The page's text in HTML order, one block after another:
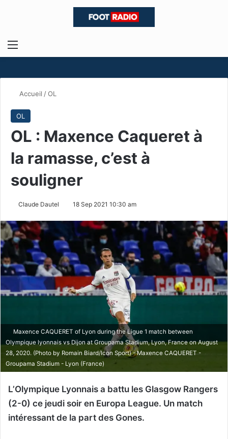
Menu
Accueil /OL
OL
OL : Maxence Caqueret à
la ramasse, c’est à
souligner
Claude Dautel 18 Sep 2021 10:30 am
Maxence CAQUERET of Lyon during the Ligue 1 match between
Olympique lyonnais vs Dijon at Groupama Stadium, Lyon, France on August
28, 2020. (Photo by Romain Biard/Icon Sport) - Maxence CAQUERET -
Groupama Stadium - Lyon (France)
L’Olympique Lyonnais a battu les Glasgow Rangers
(2-0) ce jeudi soir en Europa League. Un match
intéressant de la part des Gones.